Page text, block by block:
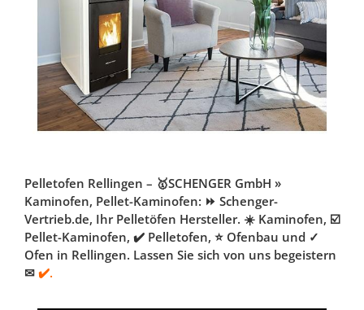
Pelletofen Rellingen – 🥇SCHENGER GmbH »
Kaminofen, Pellet-Kaminofen: ⏩ Schenger-
Vertrieb.de, Ihr Pelletöfen Hersteller. ☀️ Kaminofen, ☑️
Pellet-Kaminofen, ✔️ Pelletofen, ⭐ Ofenbau und ✓
Ofen in Rellingen. Lassen Sie sich von uns begeistern
✉ ✔️.